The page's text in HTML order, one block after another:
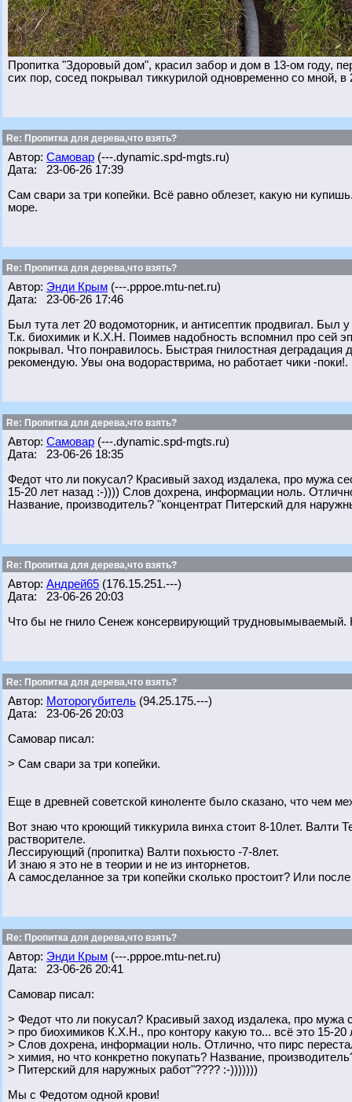
Пропитка "Здоровый дом", красил забор и дом в 13-ом году,
сих пор, сосед покрывал тиккурилой одновременно со мной,
Re: Пропитка для дерева,что взять?
Автор: Самовар (---.dynamic.spd-mgts.ru)
Дата: 23-06-26 17:39
Сам свари за три копейки. Всё равно облезет, какую ни
море.
Re: Пропитка для дерева,что взять?
Автор: Энди Крым (---.pppoe.mtu-net.ru)
Дата: 23-06-26 17:46
Был тута лет 20 водомоторник, и антисептик продвигал. Был
Т.к. биохимик и К.Х.Н. Поимев надобность вспомнил про сей
покрывал. Что понравилось. Быстрая гнилостная деградация
рекомендую. Увы она водорастврима, но работает чики -поки!.
Re: Пропитка для дерева,что взять?
Автор: Самовар (---.dynamic.spd-mgts.ru)
Дата: 23-06-26 18:35
Федот что ли покусал? Красивый заход издалека, про мужа
15-20 лет назад :-)))) Слов дохрена, информации ноль.
Название, производитель? "концентрат Питерский для
Re: Пропитка для дерева,что взять?
Автор: Андрей65 (176.15.251.---)
Дата: 23-06-26 20:03
Что бы не гнило Сенеж консервирующий трудновымываемый.
Re: Пропитка для дерева,что взять?
Автор: Моторогубитель (94.25.175.---)
Дата: 23-06-26 20:03
Самовар писал:
> Сам свари за три копейки.
Еще в древней советской киноленте было сказано, что чем
Вот знаю что кроющий тиккурила винха стоит 8-10лет. Валти
растворителе.
Лессирующий (пропитка) Валти похьюсто -7-8лет.
И знаю я это не в теории и не из инторнетов.
А самосделанное за три копейки сколько простоит? Или
Re: Пропитка для дерева,что взять?
Автор: Энди Крым (---.pppoe.mtu-net.ru)
Дата: 23-06-26 20:41
Самовар писал:
> Федот что ли покусал? Красивый заход издалека, про мужа
> про биохимиков К.Х.Н., про контору какую то... всё это 15-20
> Слов дохрена, информации ноль. Отлично, что пирс
> химия, но что конкретно покупать? Название,
> Питерский для наружных работ"???? :-)))))))
Мы с Федотом одной крови!